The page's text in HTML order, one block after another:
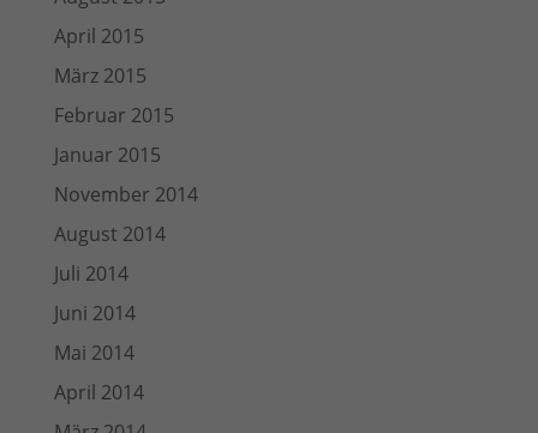
April 2015
März 2015
Februar 2015
Januar 2015
November 2014
August 2014
Juli 2014
Juni 2014
Mai 2014
April 2014